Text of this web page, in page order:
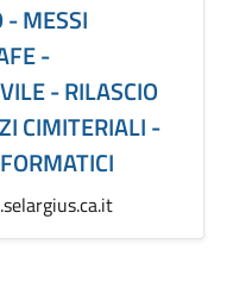
- MESSI
-
- RILASCIO
CIMITERIALI -